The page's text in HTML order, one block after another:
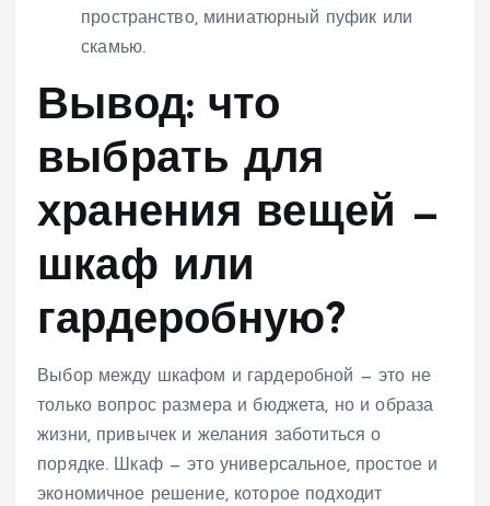
пространство, миниатюрный пуфик или
скамью.
Вывод: что
выбрать для
хранения вещей —
шкаф или
гардеробную?
Выбор между шкафом и гардеробной — это не
только вопрос размера и бюджета, но и образа
жизни, привычек и желания заботиться о
порядке. Шкаф — это универсальное, простое и
экономичное решение, которое подходит